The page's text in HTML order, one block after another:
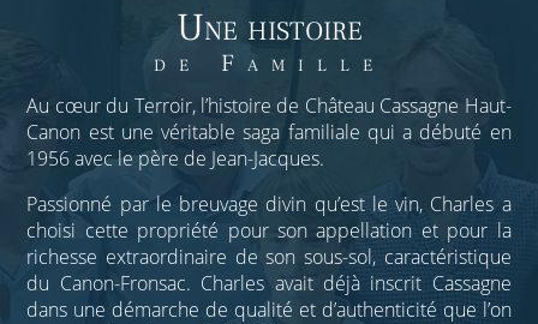
Une histoire
de Famille
Au cœur du Terroir, l’histoire de Château Cassagne Haut-
Canon est une véritable saga familiale qui a débuté en
1956 avec le père de Jean-Jacques.
Passionné par le breuvage divin qu’est le vin, Charles a
choisi cette propriété pour son appellation et pour la
richesse extraordinaire de son sous-sol, caractéristique
du Canon-Fronsac. Charles avait déjà inscrit Cassagne
dans une démarche de qualité et d’authenticité que l’on